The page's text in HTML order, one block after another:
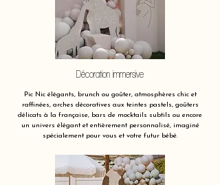
Décoration immersive
Pic Nic élégants, brunch ou goûter, atmosphères chic et
raffinées, arches décoratives aux teintes pastels, goûters
délicats à la française, bars de mocktails subtils ou encore
un univers élégant et entièrement personnalisé, imaginé
spécialement pour vous et votre futur bébé.